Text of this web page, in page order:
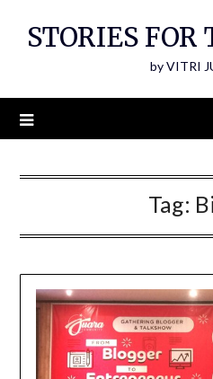
STORIES
by VITRI
Tag: